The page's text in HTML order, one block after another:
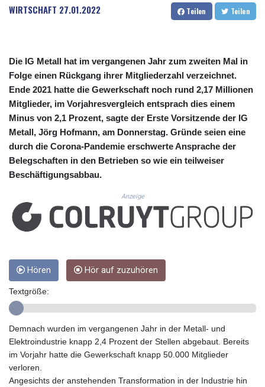
CUC 1.153523
CUP 30.568357
DKK 7.475497
DOP 67.329861
DZD 153.461287
EGP 57.417408
ERN 17.302844
ETB 186.159691
FJD 2.553842
FKP 0.857346
GGP 0.857346
GHS 13.535365
GIP 0.857346
GTQ 8.80021
GYD 241.302858
HRK 7.536546
HTG 150.809283
HUF 364.573259
IDR 20594.998152
IMP 0.857346
WIRTSCHAFT 27.01.2022 Teilen Teilen
Die IG Metall hat im vergangenen Jahr zum zweiten Mal in
Folge einen Rückgang ihrer Mitgliederzahl verzeichnet.
Ende 2021 hatte die Gewerkschaft noch rund 2,17 Millionen
Mitglieder, im Vorjahresvergleich entsprach dies einem
Minus von 2,1 Prozent, sagte der Erste Vorsitzende der IG
Metall, Jörg Hofmann, am Donnerstag. Gründe seien eine
durch die Corona-Pandemie erschwerte Ansprache der
Belegschaften in den Betrieben so wie ein teilweiser
Beschäftigungsabbau.
Anzeige
Hören Hör auf zuzuhören
Textgröße:
Demnach wurden im vergangenen Jahr in der Metall- und
Elektroindustrie knapp 2,4 Prozent der Stellen abgebaut. Bereits
im Vorjahr hatte die Gewerkschaft knapp 50.000 Mitglieder
verloren.
Angesichts der anstehenden Transformation in der Industrie hin